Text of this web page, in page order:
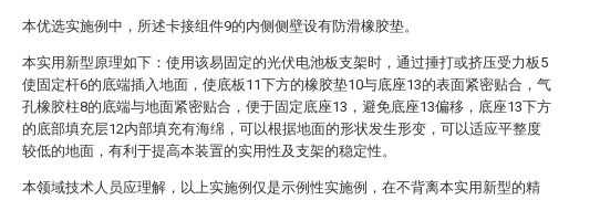
本优选实施例中，所述卡接组件9的内侧侧壁设有防滑橡胶垫。
本实用新型原理如下：使用该易固定的光伏电池板支架时，通过捶打或挤压受力板5
使固定杆6的底端插入地面，使底板11下方的橡胶垫10与底座13的表面紧密贴合，气
孔橡胶柱8的底端与地面紧密贴合，便于固定底座13，避免底座13偏移，底座13下方
的底部填充层12内部填充有海绵，可以根据地面的形状发生形变，可以适应平整度
较低的地面，有利于提高本装置的实用性及支架的稳定性。
本领域技术人员应理解，以上实施例仅是示例性实施例，在不背离本实用新型的精